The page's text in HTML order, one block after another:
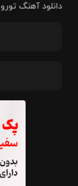
دانلود آهنگ